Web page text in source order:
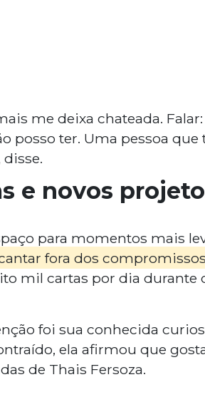
me deixa chateada.
posso ter. Uma pessoa
e novos
para momentos mais
fora dos
mil cartas por dia durante
foi sua conhecida
ela afirmou que
de Thais Fersoza.